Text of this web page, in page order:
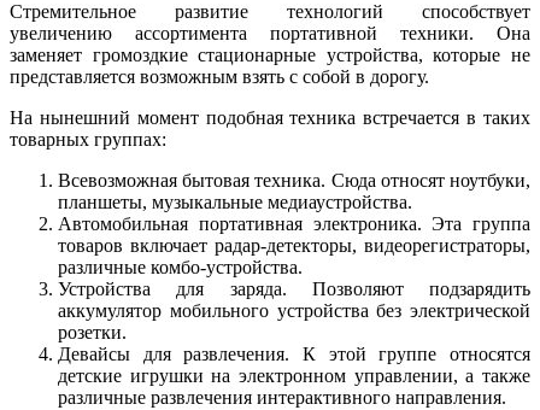
Стремительное развитие технологий способствует
увеличению ассортимента портативной техники. Она
заменяет громоздкие стационарные устройства, которые не
представляется возможным взять с собой в дорогу.
На нынешний момент подобная техника встречается в таких
товарных группах:
Всевозможная бытовая техника. Сюда относят ноутбуки,
планшеты, музыкальные медиаустройства.
Автомобильная портативная электроника. Эта группа
товаров включает радар-детекторы, видеорегистраторы,
различные комбо-устройства.
Устройства для заряда. Позволяют подзарядить
аккумулятор мобильного устройства без электрической
розетки.
Девайсы для развлечения. К этой группе относятся
детские игрушки на электронном управлении, а также
различные развлечения интерактивного направления.